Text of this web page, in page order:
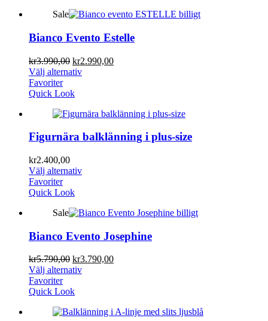
Sale
Bianco Evento Estelle
kr3.990,00 kr2.990,00
Välj alternativ
Favoriter
Quick Look
Figurnära balklänning i plus-size
kr2.400,00
Välj alternativ
Favoriter
Quick Look
Sale
Bianco Evento Josephine
kr5.790,00 kr3.790,00
Välj alternativ
Favoriter
Quick Look